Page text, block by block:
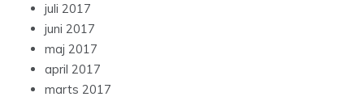
juli 2017
juni 2017
maj 2017
april 2017
marts 2017